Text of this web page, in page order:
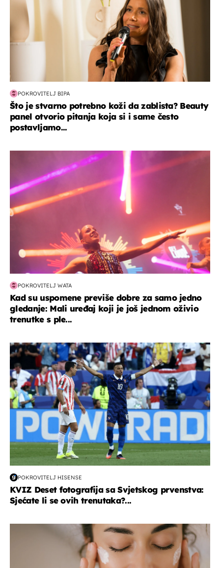
POKROVITELJ BIPA
Što je stvarno potrebno koži da zablista? Beauty
panel otvorio pitanja koja si i same često
postavljamo...
POKROVITELJ WATA
Kad su uspomene previše dobre za samo jedno
gledanje: Mali uređaj koji je još jednom oživio
trenutke s ple...
svjetsko prvenstvo 2026
POKROVITELJ HISENSE
KVIZ Deset fotografija sa Svjetskog prvenstva:
Sjećate li se ovih trenutaka?...
moda & ljepota